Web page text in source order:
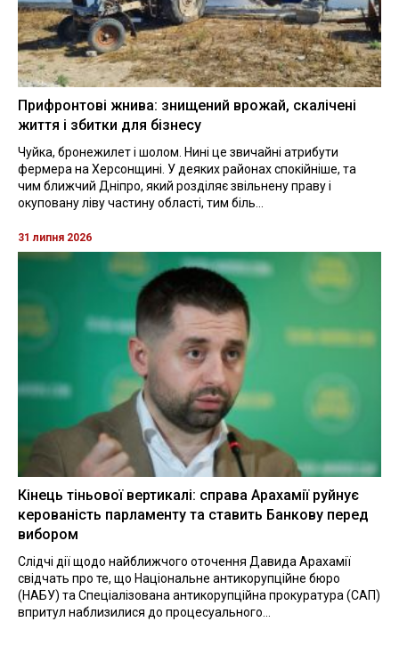
Прифронтові жнива: знищений врожай, скалічені
життя і збитки для бізнесу
Чуйка, бронежилет і шолом. Нині це звичайні атрибути
фермера на Херсонщині. У деяких районах спокійніше, та
чим ближчий Дніпро, який розділяє звільнену праву і
окуповану ліву частину області, тим біль...
31 липня 2026
Кінець тіньової вертикалі: справа Арахамії руйнує
керованість парламенту та ставить Банкову перед
вибором
Слідчі дії щодо найближчого оточення Давида Арахамії
свідчать про те, що Національне антикорупційне бюро
(НАБУ) та Спеціалізована антикорупційна прокуратура (САП)
впритул наблизилися до процесуального...